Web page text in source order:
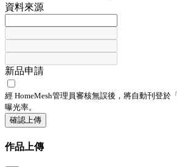
資料來源
新品申請
經 HomeMesh管理員審核無誤後，將自動刊登於「
曝光率。
確認上傳
作品上傳